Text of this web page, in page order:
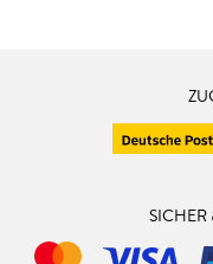
SICHER